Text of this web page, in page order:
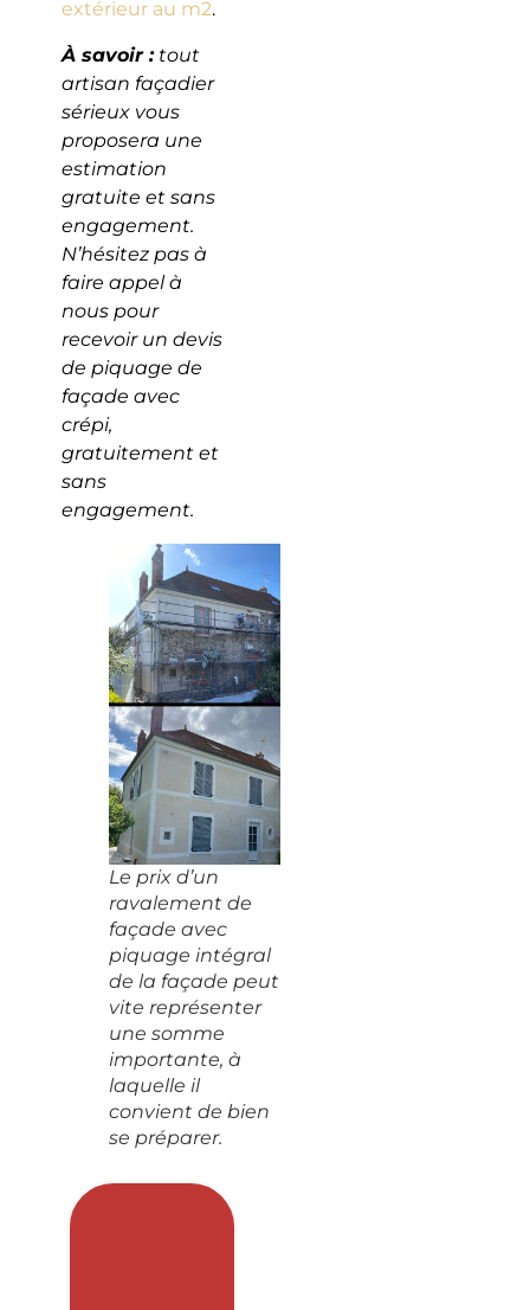
extérieur au m2.
À savoir :tout
artisan façadier
sérieux vous
proposera une
estimation
gratuite et sans
engagement.
N’hésitez pas à
faire appel à
nous pour
recevoir un devis
de piquage de
façade avec
crépi,
gratuitement et
sans
engagement.
Le prix d’un
ravalement de
façade avec
piquage intégral
de la façade peut
vite représenter
une somme
importante, à
laquelle il
convient de bien
se préparer.